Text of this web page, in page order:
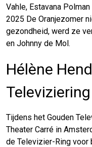
Vahle, Estavana
2025 De Oranjezomer
gezondheid, werd ze
en Johnny de Mol.
Hélène
Televiziering
Tijdens het Gouden
Theater Carré in
de Televizier-Ring voor